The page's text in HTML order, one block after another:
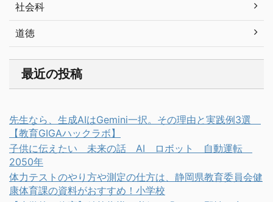
社会科
道徳
最近の投稿
先生なら、生成AIはGemini一択。その理由と実践例3選
【教育GIGAハックラボ】
子供に伝えたい 未来の話 AI ロボット 自動運転
2050年
体力テストのやり方や測定の仕方は、静岡県教育委員会健
康体育課の資料がおすすめ！小学校